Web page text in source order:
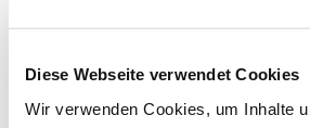
Diese Webseite verwendet Cookies
Wir verwenden Cookies, um Inhalte